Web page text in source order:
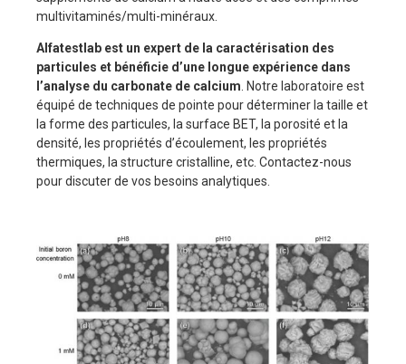
multivitaminés/multi-minéraux.
Alfatestlab est un expert de la caractérisation des
particules et bénéficie d’une longue expérience dans
l’analyse du carbonate de calcium . Notre laboratoire est
équipé de techniques de pointe pour déterminer la taille et
la forme des particules, la surface BET, la porosité et la
densité, les propriétés d’écoulement, les propriétés
thermiques, la structure cristalline, etc. Contactez-nous
pour discuter de vos besoins analytiques.